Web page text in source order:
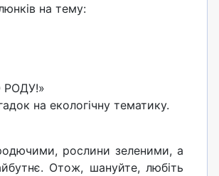
на тему:
РОДУ!»
на екологічну тематику.
рослини зеленими, а
Отож, шануйте, любіть